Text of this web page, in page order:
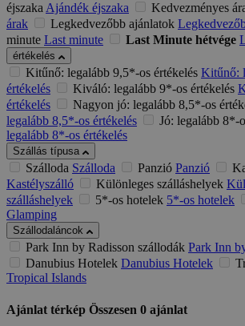
éjszakaAjándék éjszaka Kedvezményes
árak
Legkedvezőbb ajánlatok
minute Last minute Last Minute hétvége
értékelés
Kitűnő: legalább 9,5*-os értékelés Kitűnő:
értékelés
Kiváló: legalább 9*-os értékelés
értékelés
Nagyon jó: legalább 8,5*-os
legalább 8,5*-os értékelés
Jó: legalább 8*-
legalább 8*-os értékelés
Szállás típusa
Szálloda Szálloda Panzió Panzió
Kastélyszálló
Különleges szálláshelyek
szálláshelyek
5*-os hotelek 5*-os hotelek
Glamping
Szállodaláncok
Park Inn by Radisson szállodák Park Inn
Danubius Hotelek Danubius Hotelek
Tropical Islands
Ajánlat térkép Összesen 0 ajánlat